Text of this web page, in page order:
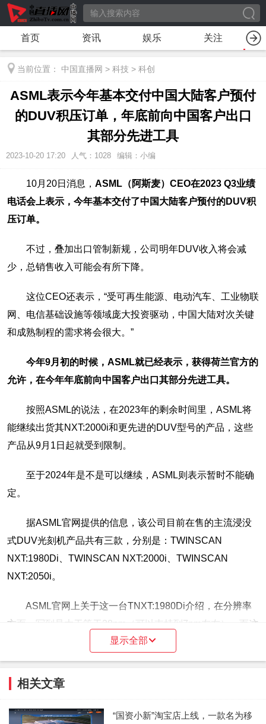
首页 资讯 娱乐 关注
当前位置： 中国直播网 > 科技 > 科创
ASML表示今年基本交付中国大陆客户预付
的DUV积压订单，年底前向中国客户出口
其部分先进工具
2023-10-20 17:20 人气： 1028 编辑：小编
10月20日消息， ASML（阿斯麦）CEO在2023 Q3业绩
电话会上表示，今年基本交付了中国大陆客户预付的DUV积
压订单。
不过，叠加出口管制新规，公司明年DUV收入将会减
少，总销售收入可能会有所下降。
这位CEO还表示，“受可再生能源、电动汽车、工业物联
网、电信基础设施等领域庞大投资驱动，中国大陆对次关键
和成熟制程的需求将会很大。”
今年9月初的时候，ASML就已经表示，获得荷兰官方的
允许，在今年年底前向中国客户出口其部分先进工具。
按照ASML的说法，在2023年的剩余时间里，ASML将
能继续出货其NXT:2000i和更先进的DUV型号的产品，这些
产品从9月1日起就受到限制。
至于2024年是不是可以继续，ASML则表示暂时不能确
定。
据ASML官网提供的信息，该公司目前在售的主流浸没
式DUV光刻机产品共有三款，分别是：TWINSCAN
NXT:1980Di、TWINSCAN NXT:2000i、TWINSCAN
NXT:2050i。
ASML官网上关于这一台TNXT:1980Di介绍，在分辨率
方面，写到是大于等于38nm（可以支持到7nm左右），而这
是指一次曝光分辨率，事实上光刻机是可以进行多次曝光。
显示全部
相关文章
“国资小新”淘宝店上线，一款名为移